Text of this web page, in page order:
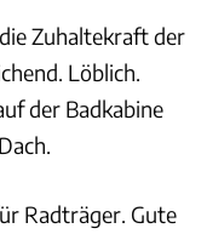
Zuhaltekraft der
Löblich.
der Badkabine
Radträger. Gute